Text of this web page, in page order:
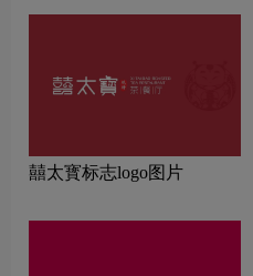
囍太寳标志logo图片